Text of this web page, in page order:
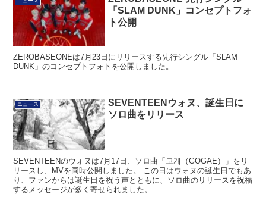
「SLAM DUNK」コンセプトフォ
ト公開
ZEROBASEONEは7月23日にリリースする先行シングル「SLAM
DUNK」のコンセプトフォトを公開しました。
ニュース
SEVENTEENウォヌ、誕生日に
ソロ曲をリリース
SEVENTEENのウォヌは7月17日、ソロ曲「고개（GOGAE）」をリ
リースし、MVを同時公開しました。 この日はウォヌの誕生日でもあ
り、ファンからは誕生日を祝う声とともに、ソロ曲のリリースを祝福
するメッセージが多く寄せられました。